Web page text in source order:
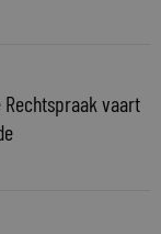
Rechtspraak vaart